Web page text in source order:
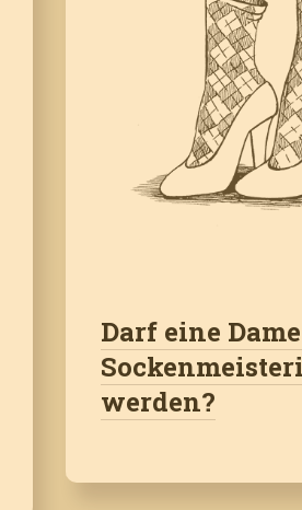
Darf eine
werden?